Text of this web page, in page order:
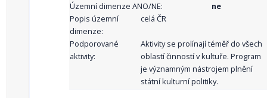
Územní dimenze ANO/NE:
ne
Popis územní
dimenze:
celá ČR
Podporované
aktivity:
Aktivity se prolínají téměř do všech
oblastí činností v kultuře. Program
je významným nástrojem plnění
státní kulturní politiky.